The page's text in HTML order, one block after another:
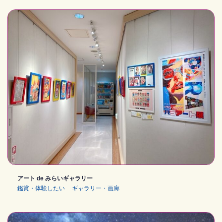
アート de みらいギャラリー
鑑賞・体験したい
ギャラリー・画廊